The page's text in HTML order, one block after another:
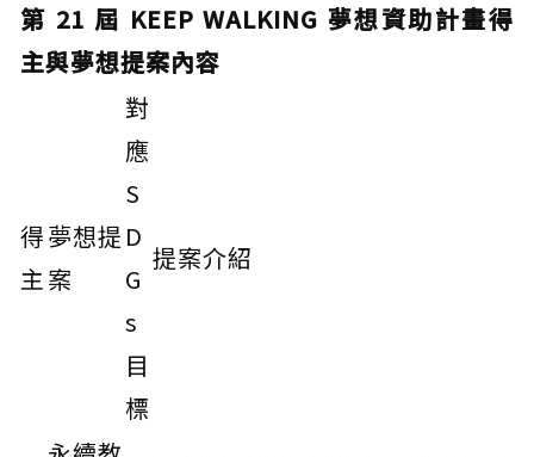
第 21 屆 KEEP WALKING 夢想資助計畫得
主與夢想提案內容
得
主
夢想提
案
對
應
S
D
G
s
目
標
提案介紹